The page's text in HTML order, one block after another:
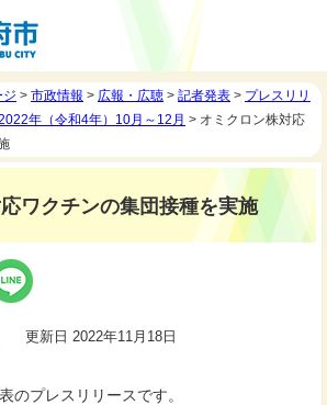
ジ > 市政情報 > 広報・広聴 > 記者発表 > プレスリリ
年（令和4年）10月～12月 > オミクロン株対応
ワクチンの集団接種を実施
更新日 2022年11月18日
のプレスリリースです。